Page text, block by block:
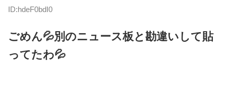
ID:hdeF0bdI0
ごめん💦別のニュース板と勘違いして貼
ってたわ💦